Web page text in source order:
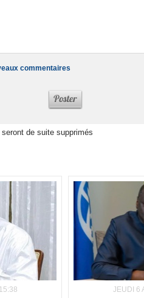
commentaires
de suite supprimés
JEUDI 6